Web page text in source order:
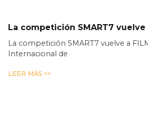
La competición SMART7 vuelve
La competición SMART7 vuelve a
Internacional de
LEER MÁS >>